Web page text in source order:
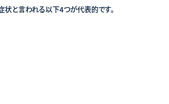
状と言われる以下4つが代表的です。